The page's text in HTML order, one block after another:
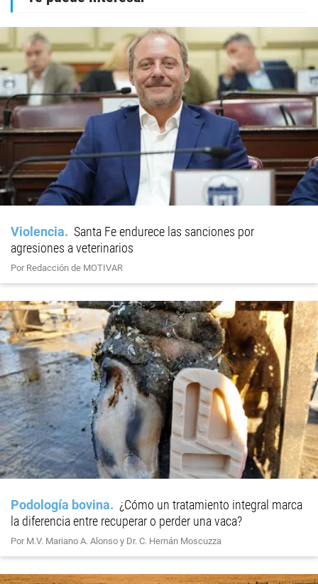
Violencia
Santa Fe endurece las sanciones por
agresiones a veterinarios
Por Redacción de MOTIVAR
Podología bovina
¿Cómo un tratamiento integral marca
la diferencia entre recuperar o perder una vaca?
Por M.V. Mariano A. Alonso y Dr. C. Hernán Moscuzza